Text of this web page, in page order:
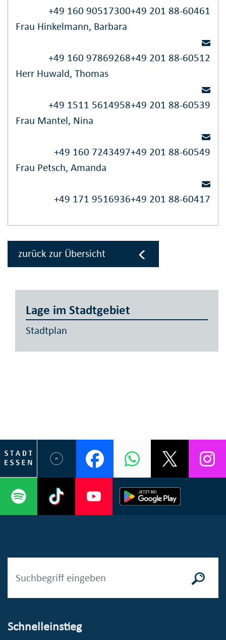
+49 201 88-60461
+49 160 90517300
Frau Hinkelmann, Barbara
+49 201 88-60512
+49 160 97869268
Herr Huwald, Thomas
+49 201 88-60539
+49 1511 5614958
Frau Mantel, Nina
+49 201 88-60549
+49 160 7243497
Frau Petsch, Amanda
+49 201 88-60417
+49 171 9516936
zurück zur Übersicht
Lage im Stadtgebiet
Stadtplan
Schnelleinstieg